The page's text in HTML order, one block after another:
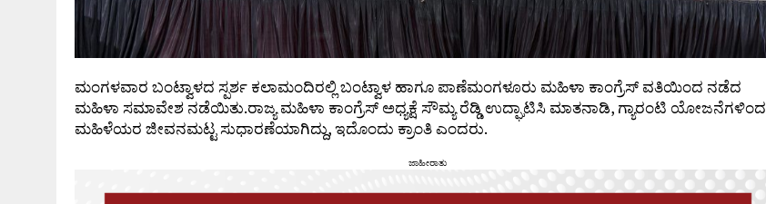
ಮಂಗಳವಾರ ಬಂಟ್ವಾಳದ ಸ್ಪರ್ಶ ಕಲಾಮಂದಿರಲ್ಲಿ ಬಂಟ್ವಾಳ ಹಾಗೂ ಪಾಣೆಮಂಗಳೂರು ಮಹಿಳಾ ಕಾಂಗ್ರೆಸ್ ವತಿಯಿಂದ ನಡೆದ
ಮಹಿಳಾ ಸಮಾವೇಶ ನಡೆಯಿತು.ರಾಜ್ಯ ಮಹಿಳಾ ಕಾಂಗ್ರೆಸ್ ಅಧ್ಯಕ್ಷೆ ಸೌಮ್ಯ ರೆಡ್ಡಿ ಉದ್ಘಾಟಿಸಿ ಮಾತನಾಡಿ, ಗ್ಯಾರಂಟಿ ಯೋಜನೆಗಳಿಂದ
ಮಹಿಳೆಯರ ಜೀವನಮಟ್ಟ ಸುಧಾರಣೆಯಾಗಿದ್ದು, ಇದೊಂದು ಕ್ರಾಂತಿ ಎಂದರು.
ಜಾಹೀರಾತು